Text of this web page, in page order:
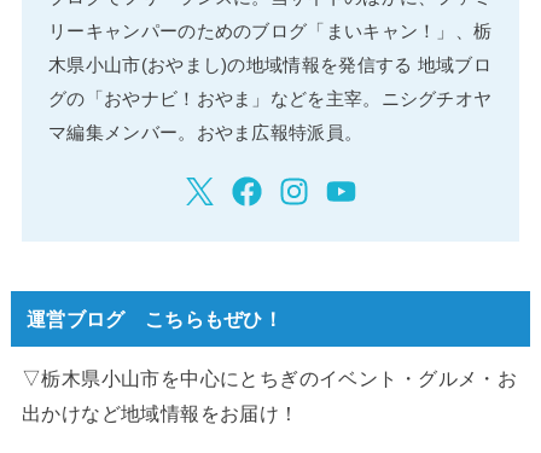
リーキャンパーのためのブログ「まいキャン！」、栃
木県小山市(おやまし)の地域情報を発信する 地域ブロ
グの「おやナビ！おやま」などを主宰。ニシグチオヤ
マ編集メンバー。おやま広報特派員。
運営ブログ こちらもぜひ！
▽栃木県小山市を中心にとちぎのイベント・グルメ・お
出かけなど地域情報をお届け！